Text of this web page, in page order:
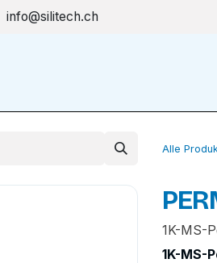
info@silitech.ch
Alle
1K-MS-
1K-MS-